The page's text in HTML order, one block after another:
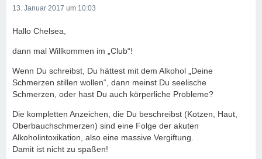
13. Januar 2017 um 10:03
Hallo Chelsea,
dann mal Willkommen im „Club“!
Wenn Du schreibst, Du hättest mit dem Alkohol „Deine
Schmerzen stillen wollen“, dann meinst Du seelische
Schmerzen, oder hast Du auch körperliche Probleme?
Die kompletten Anzeichen, die Du beschreibst (Kotzen, Haut,
Oberbauchschmerzen) sind eine Folge der akuten
Alkoholintoxikation, also eine massive Vergiftung.
Damit ist nicht zu spaßen!